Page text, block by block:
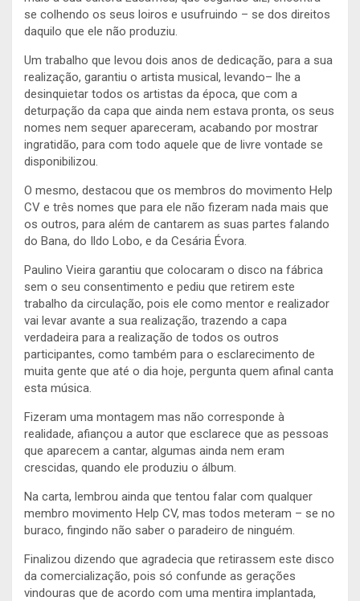
se colhendo os seus loiros e usufruindo – se dos direitos
daquilo que ele não produziu.
Um trabalho que levou dois anos de dedicação, para a sua
realização, garantiu o artista musical, levando– lhe a
desinquietar todos os artistas da época, que com a
deturpação da capa que ainda nem estava pronta, os seus
nomes nem sequer apareceram, acabando por mostrar
ingratidão, para com todo aquele que de livre vontade se
disponibilizou.
O mesmo, destacou que os membros do movimento Help
CV e três nomes que para ele não fizeram nada mais que
os outros, para além de cantarem as suas partes falando
do Bana, do Ildo Lobo, e da Cesária Évora.
Paulino Vieira garantiu que colocaram o disco na fábrica
sem o seu consentimento e pediu que retirem este
trabalho da circulação, pois ele como mentor e realizador
vai levar avante a sua realização, trazendo a capa
verdadeira para a realização de todos os outros
participantes, como também para o esclarecimento de
muita gente que até o dia hoje, pergunta quem afinal canta
esta música.
Fizeram uma montagem mas não corresponde à
realidade, afiançou a autor que esclarece que as pessoas
que aparecem a cantar, algumas ainda nem eram
crescidas, quando ele produziu o álbum.
Na carta, lembrou ainda que tentou falar com qualquer
membro movimento Help CV, mas todos meteram – se no
buraco, fingindo não saber o paradeiro de ninguém.
Finalizou dizendo que agradecia que retirassem este disco
da comercialização, pois só confunde as gerações
vindouras que de acordo com uma mentira implantada,